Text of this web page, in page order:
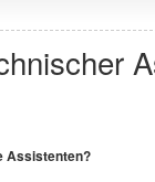
Assistenten?